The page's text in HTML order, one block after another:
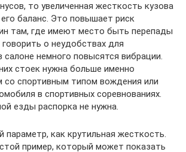
то увеличенная жесткость кузова
баланс. Это повышает риск
там, где имеют место быть перепады
о неудобствах для
салоне немного повысятся вибрации.
стоек нужна больше именно
со спортивным типом вождения или
в спортивных соревнованиях.
езды распорка не нужна.
параметр, как крутильная жесткость.
пример, который может показать